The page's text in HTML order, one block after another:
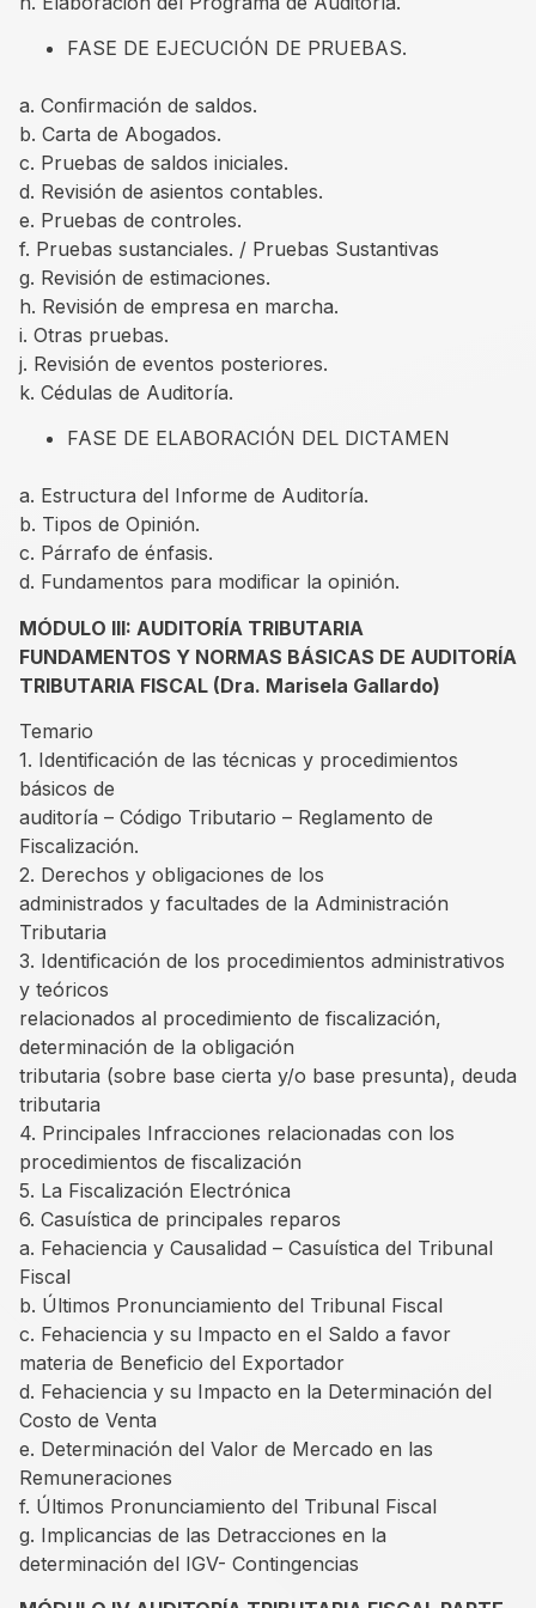
FASE DE EJECUCIÓN DE PRUEBAS.
a. Conﬁrmación de saldos.
b. Carta de Abogados.
c. Pruebas de saldos iniciales.
d. Revisión de asientos contables.
e. Pruebas de controles.
f. Pruebas sustanciales. / Pruebas Sustantivas
g. Revisión de estimaciones.
h. Revisión de empresa en marcha.
i. Otras pruebas.
j. Revisión de eventos posteriores.
k. Cédulas de Auditoría.
FASE DE ELABORACIÓN DEL DICTAMEN
a. Estructura del Informe de Auditoría.
b. Tipos de Opinión.
c. Párrafo de énfasis.
d. Fundamentos para modiﬁcar la opinión.
MÓDULO III: AUDITORÍA TRIBUTARIA
FUNDAMENTOS Y NORMAS BÁSICAS DE AUDITORÍA
TRIBUTARIA FISCAL (Dra. Marisela Gallardo)
Temario
1. Identificación de las técnicas y procedimientos
básicos de
auditoría – Código Tributario – Reglamento de
Fiscalización.
2. Derechos y obligaciones de los
administrados y facultades de la Administración
Tributaria
3. Identificación de los procedimientos administrativos
y teóricos
relacionados al procedimiento de fiscalización,
determinación de la obligación
tributaria (sobre base cierta y/o base presunta), deuda
tributaria
4. Principales Infracciones relacionadas con los
procedimientos de fiscalización
5. La Fiscalización Electrónica
6. Casuística de principales reparos
a. Fehaciencia y Causalidad – Casuística del Tribunal
Fiscal
b. Últimos Pronunciamiento del Tribunal Fiscal
c. Fehaciencia y su Impacto en el Saldo a favor
materia de Beneficio del Exportador
d. Fehaciencia y su Impacto en la Determinación del
Costo de Venta
e. Determinación del Valor de Mercado en las
Remuneraciones
f. Últimos Pronunciamiento del Tribunal Fiscal
g. Implicancias de las Detracciones en la
determinación del IGV- Contingencias